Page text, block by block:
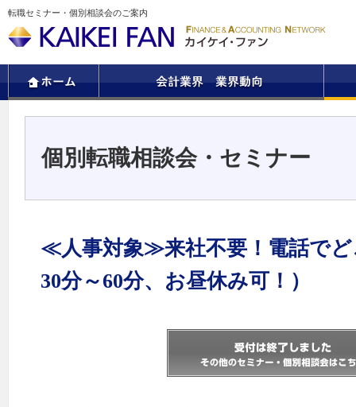
転職セミナー・個別相談会のご案内
個別転職相談会・セミナー
≪人事対象≫来社不要！電話でど
30分～60分、お昼休み可！）